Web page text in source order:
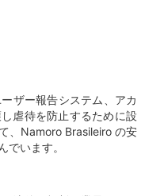
ザー報告システム、アカ
虐待を防止するために設
、Namoro Brasileiro の安
でいます。